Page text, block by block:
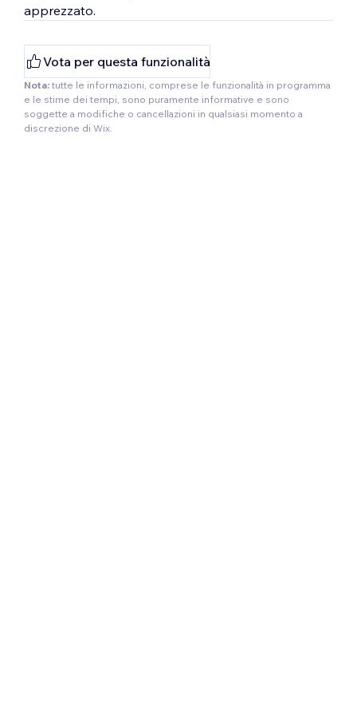
apprezzato.
Vota per questa funzionalità
Nota: tutte le informazioni, comprese le funzionalità in programma
e le stime dei tempi, sono puramente informative e sono
soggette a modifiche o cancellazioni in qualsiasi momento a
discrezione di Wix.